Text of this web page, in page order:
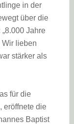
in der
über die
Jahre
Wir lieben
stärker als
für die
eröffnete die
Baptist